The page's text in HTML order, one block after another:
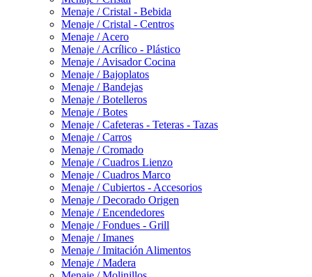
Menaje / Cristal - Bebida
Menaje / Cristal - Centros
Menaje / Acero
Menaje / Acrílico - Plástico
Menaje / Avisador Cocina
Menaje / Bajoplatos
Menaje / Bandejas
Menaje / Botelleros
Menaje / Botes
Menaje / Cafeteras - Teteras - Tazas
Menaje / Carros
Menaje / Cromado
Menaje / Cuadros Lienzo
Menaje / Cuadros Marco
Menaje / Cubiertos - Accesorios
Menaje / Decorado Origen
Menaje / Encendedores
Menaje / Fondues - Grill
Menaje / Imanes
Menaje / Imitación Alimentos
Menaje / Madera